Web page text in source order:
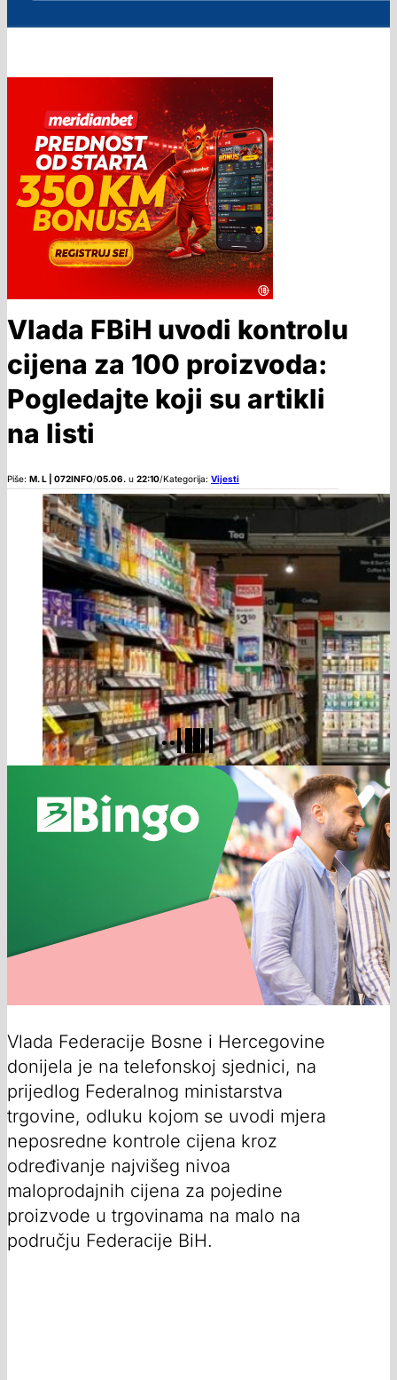
Vlada FBiH uvodi kontrolu
cijena za 100 proizvoda:
Pogledajte koji su artikli
na listi
Piše: M. L | 072INFO/05.06. u 22:10/Kategorija: Vijesti
Vlada Federacije Bosne i Hercegovine
donijela je na telefonskoj sjednici, na
prijedlog Federalnog ministarstva
trgovine, odluku kojom se uvodi mjera
neposredne kontrole cijena kroz
određivanje najvišeg nivoa
maloprodajnih cijena za pojedine
proizvode u trgovinama na malo na
području Federacije BiH.